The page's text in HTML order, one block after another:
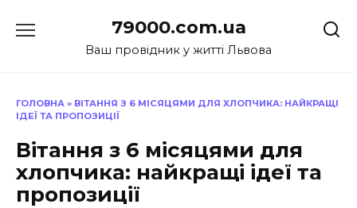
до
79000.com.ua
Ваш провідник у житті Львова
ГОЛОВНА » ВІТАННЯ З 6 МІСЯЦЯМИ ДЛЯ ХЛОПЧИКА: НАЙКРАЩІ
ІДЕЇ ТА ПРОПОЗИЦІЇ
Вітання з 6 місяцями для
хлопчика: найкращі ідеї та
пропозиції